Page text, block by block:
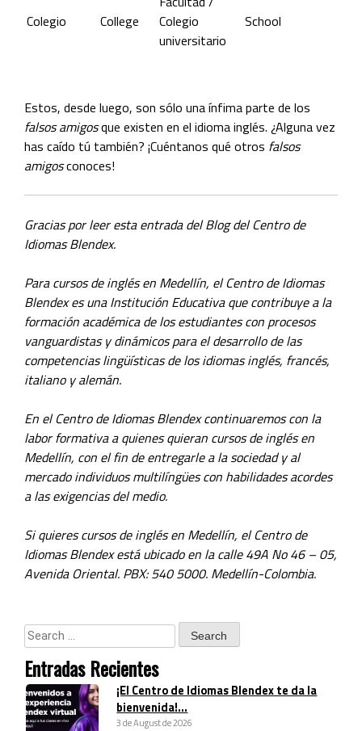
Colegio College
Colegio
universitario
School
Estos, desde luego, son sólo una ínfima parte de los
falsos amigosque existen en el idioma inglés. ¿Alguna vez
has caído tú también? ¡Cuéntanos qué otros falsos
amigosconoces!
Gracias por leer esta entrada del Blog del Centro de
Idiomas Blendex.
Para cursos de inglés en Medellín, el Centro de Idiomas
Blendex es una Institución Educativa que contribuye a la
formación académica de los estudiantes con procesos
vanguardistas y dinámicos para el desarrollo de las
competencias lingüísticas de los idiomas inglés, francés,
italiano y alemán.
En el Centro de Idiomas Blendex continuaremos con la
labor formativa a quienes quieran cursos de inglés en
Medellín, con el fin de entregarle a la sociedad y al
mercado individuos multilíngües con habilidades acordes
a las exigencias del medio.
Si quieres cursos de inglés en Medellín, el Centro de
Idiomas Blendex está ubicado en la calle 49A No 46 – 05,
Avenida Oriental. PBX: 540 5000. Medellín-Colombia.
Entradas Recientes
¡El Centro de Idiomas Blendex te da la
bienvenida!...
3 de August de 2026